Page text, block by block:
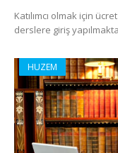
Katılımcı olmak için
derslere giriş
HUZEM